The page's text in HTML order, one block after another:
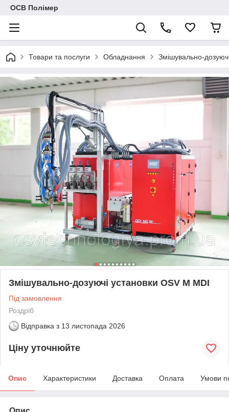
ОСВ Полімер
Товари та послуги Обладнання Змішувально-
Змішувально-дозуючі установки OSV М MDI
Під замовлення
Роздріб
Відправка з 13 листопада 2026
Ціну уточнюйте
Опис Характеристики Доставка Оплата Умови